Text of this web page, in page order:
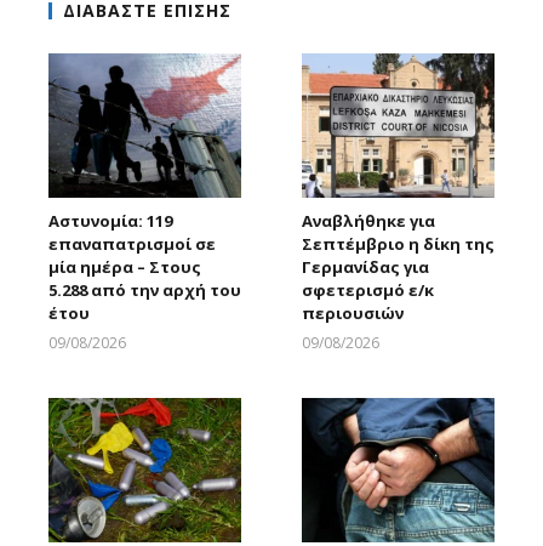
ΔΙΑΒΑΣΤΕ ΕΠΙΣΗΣ
Αστυνομία: 119
επαναπατρισμοί σε
μία ημέρα – Στους
5.288 από την αρχή του
έτου
09/08/2026
Αναβλήθηκε για
Σεπτέμβριο η δίκη της
Γερμανίδας για
σφετερισμό ε/κ
περιουσιών
09/08/2026